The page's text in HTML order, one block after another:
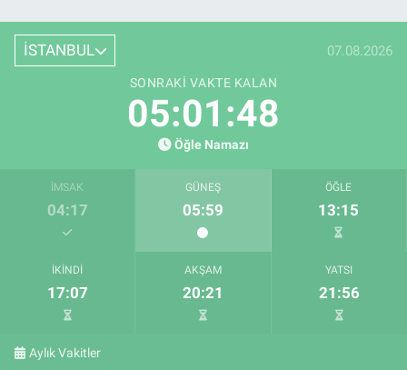
İSTANBUL 07.08.2026
SONRAKI VAKTE KALAN
05:01:48
Öğle Namazı
İMSAK
04:17
GÜNEŞ
05:59
ÖĞLE
13:15
İKINDI
17:07
AKŞAM
20:21
YATSI
21:56
Aylık Vakitler